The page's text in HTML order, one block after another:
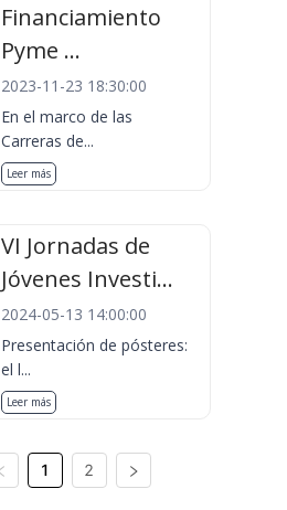
Financiamiento
Pyme ...
2023-11-23 18:30:00
En el marco de las
Carreras de...
Leer más
VI Jornadas de
Jóvenes Investi...
2024-05-13 14:00:00
Presentación de pósteres:
el l...
Leer más
1 2